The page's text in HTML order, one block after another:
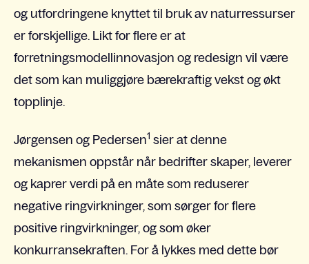
og utfordringene knyttet til bruk av naturressurser
er forskjellige. Likt for flere er at
forretningsmodellinnovasjon og redesign vil være
det som kan muliggjøre bærekraftig vekst og økt
topplinje.
Jørgensen og Pedersen1 sier at denne
mekanismen oppstår når bedrifter skaper, leverer
og kaprer verdi på en måte som reduserer
negative ringvirkninger, som sørger for flere
positive ringvirkninger, og som øker
konkurransekraften. For å lykkes med dette bør